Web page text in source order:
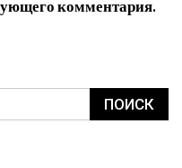
комментария.